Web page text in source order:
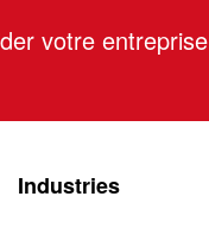
votre entreprise
Industries